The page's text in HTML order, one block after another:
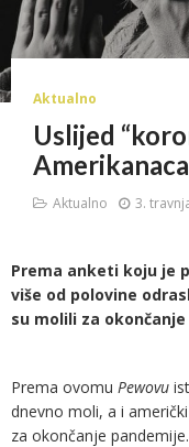
Aktualno
Uslijed
Aktualno 3.
Prema anketi koju je
više od polovine
su molili za
Prema ovomu Pewovu
dnevno moli, a i
za okončanje